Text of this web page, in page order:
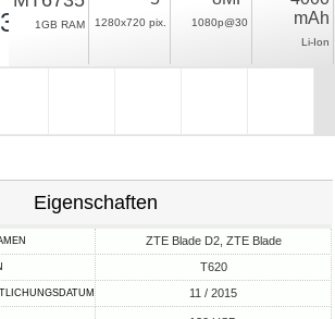
1GB RAM 1280x720 pix. 1080p@30
mAh
Li-Ion
Eigenschaften
ZTE Blade D2, ZTE Blade
T620
11 / 2015